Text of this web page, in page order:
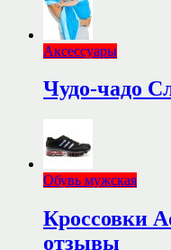
Аксессуары
Чудо-чадо
Обувь мужская
Кроссовки
отзывы